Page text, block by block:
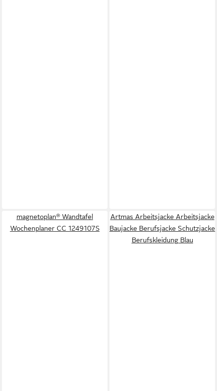
magnetoplan® Wandtafel
Wochenplaner CC 1249107S
Artmas Arbeitsjacke Arbeitsjacke
Baujacke Berufsjacke Schutzjacke
Berufskleidung Blau